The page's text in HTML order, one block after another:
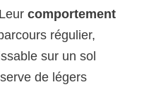
comportement
régulier,
sur un sol
de légers